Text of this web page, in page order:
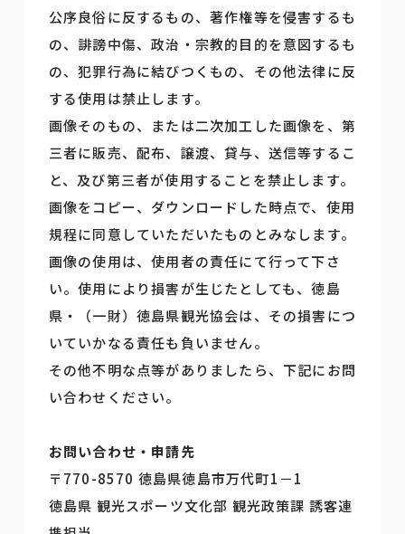
公序良俗に反するもの、著作権等を侵害するも
の、誹謗中傷、政治・宗教的目的を意図するも
の、犯罪行為に結びつくもの、その他法律に反
する使用は禁止します。
画像そのもの、または二次加工した画像を、第
三者に販売、配布、譲渡、貸与、送信等するこ
と、及び第三者が使用することを禁止します。
画像をコピー、ダウンロードした時点で、使用
規程に同意していただいたものとみなします。
画像の使用は、使用者の責任にて行って下さ
い。使用により損害が生じたとしても、徳島
県・（一財）徳島県観光協会は、その損害につ
いていかなる責任も負いません。
その他不明な点等がありましたら、下記にお問
い合わせください。
お問い合わせ・申請先
〒770-8570 徳島県徳島市万代町1－1
徳島県 観光スポーツ文化部 観光政策課 誘客連